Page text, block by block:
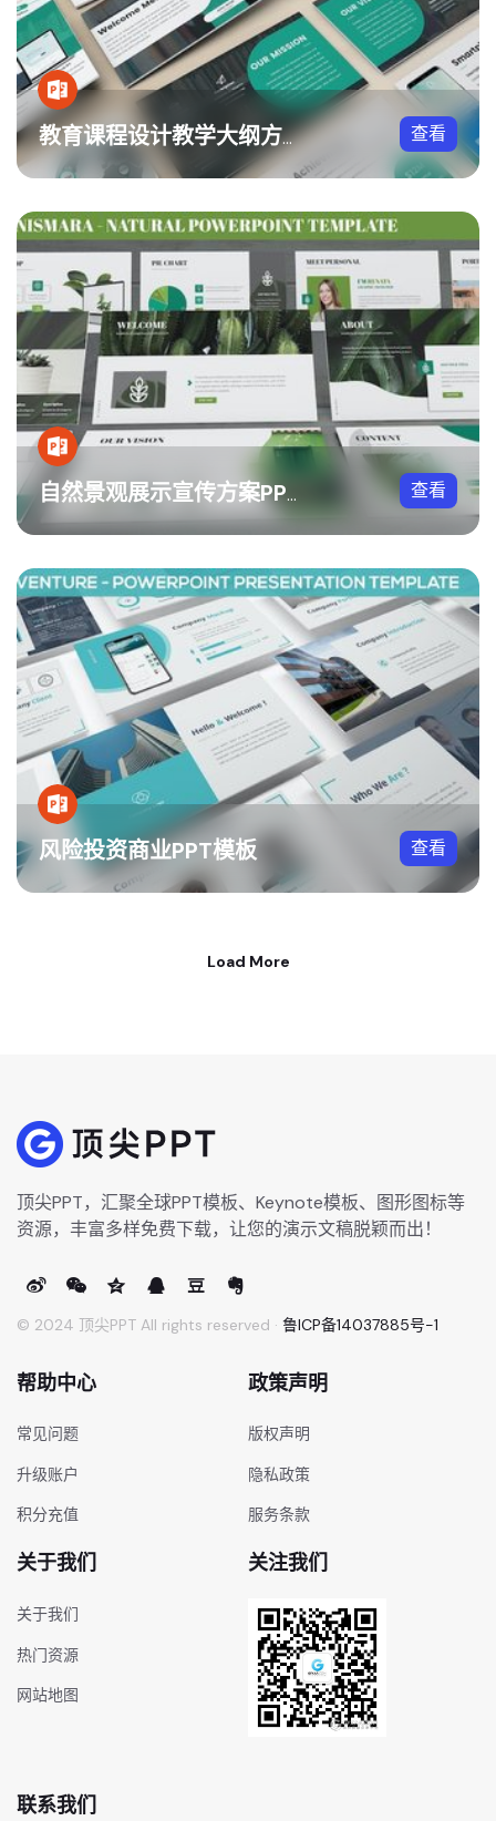
教育课程设计教学大纲方案PPT模板 查看
自然景观展示宣传方案PPT模板 查看
风险投资商业PPT模板 查看
Load More
顶尖PPT，汇聚全球PPT模板、Keynote模板、图形图标等
资源，丰富多样免费下载，让您的演示文稿脱颖而出！
© 2024 顶尖PPT All rights reserved · 鲁ICP备14037885号-1
帮助中心
常见问题
升级账户
积分充值
政策声明
版权声明
隐私政策
服务条款
关于我们
关于我们
热门资源
网站地图
关注我们
联系我们